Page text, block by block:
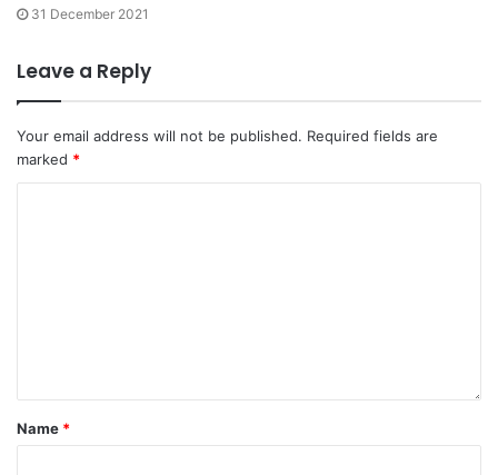
31 December 2021
Leave a Reply
Your email address will not be published. Required fields are
marked *
Name *